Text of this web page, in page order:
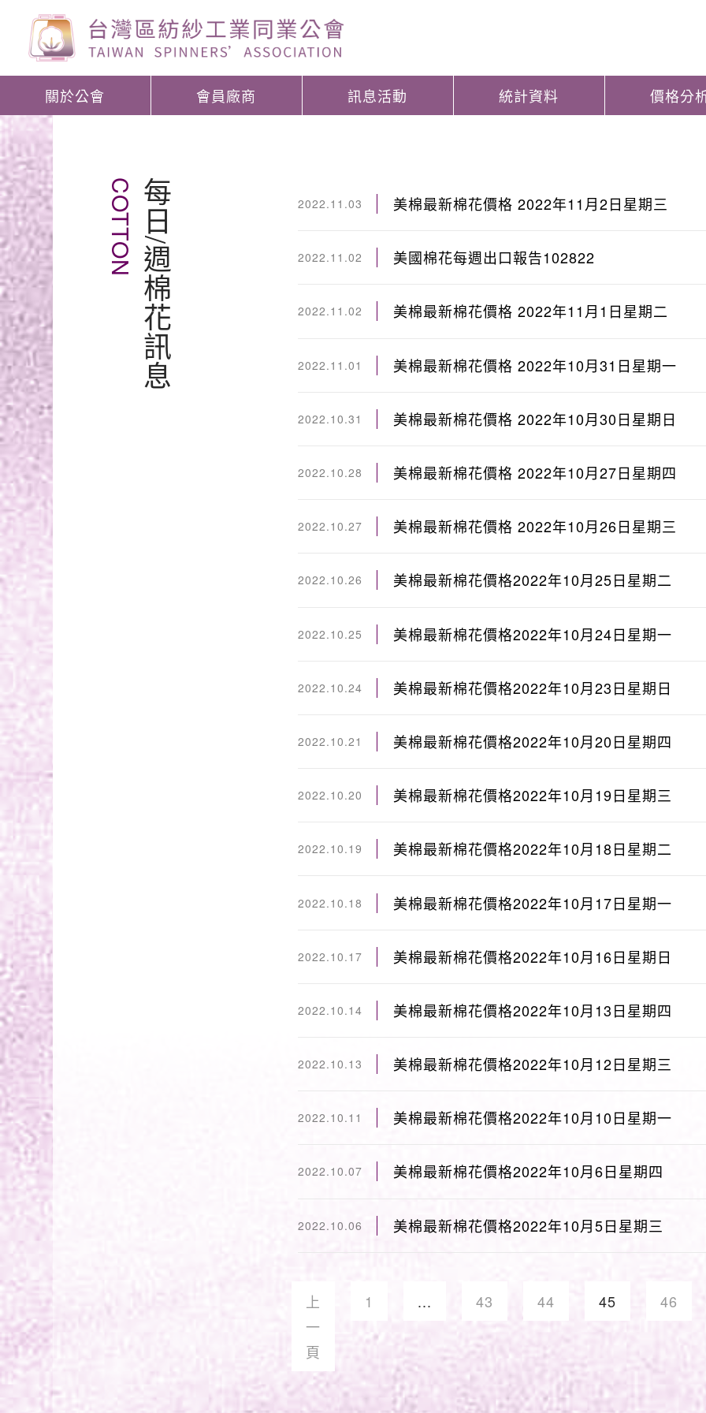
關於公會 會員廠商 訊息活動 統計資料 價格分
COTTON每日/週棉花訊息 2022.11.03 美棉最新棉花價格 2022年11月2日星期三
2022.11.02 美國棉花每週出口報告102822
2022.11.02 美棉最新棉花價格 2022年11月1日星期二
2022.11.01 美棉最新棉花價格 2022年10月31日星期一
2022.10.31 美棉最新棉花價格 2022年10月30日星期日
2022.10.28 美棉最新棉花價格 2022年10月27日星期四
2022.10.27 美棉最新棉花價格 2022年10月26日星期三
2022.10.26 美棉最新棉花價格2022年10月25日星期二
2022.10.25 美棉最新棉花價格2022年10月24日星期一
2022.10.24 美棉最新棉花價格2022年10月23日星期日
2022.10.21 美棉最新棉花價格2022年10月20日星期四
2022.10.20 美棉最新棉花價格2022年10月19日星期三
2022.10.19 美棉最新棉花價格2022年10月18日星期二
2022.10.18 美棉最新棉花價格2022年10月17日星期一
2022.10.17 美棉最新棉花價格2022年10月16日星期日
2022.10.14 美棉最新棉花價格2022年10月13日星期四
2022.10.13 美棉最新棉花價格2022年10月12日星期三
2022.10.11 美棉最新棉花價格2022年10月10日星期一
2022.10.07 美棉最新棉花價格2022年10月6日星期四
2022.10.06 美棉最新棉花價格2022年10月5日星期三
上
一
頁
1 ... 43 44 45 46